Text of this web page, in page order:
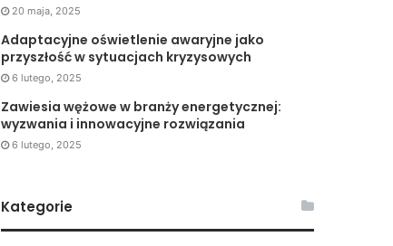
20 maja, 2025
Adaptacyjne oświetlenie awaryjne jako
przyszłość w sytuacjach kryzysowych
6 lutego, 2025
Zawiesia wężowe w branży energetycznej:
wyzwania i innowacyjne rozwiązania
6 lutego, 2025
Kategorie